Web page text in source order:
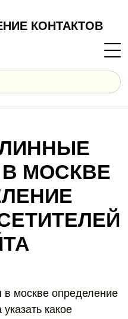
КОНТАКТОВ
МОСКВЕ
москве определение
какое